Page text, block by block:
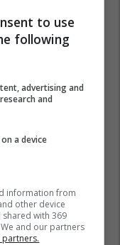
to use
following
advertising and
and
a device
information from
other device
with 369
and our partners
partners.